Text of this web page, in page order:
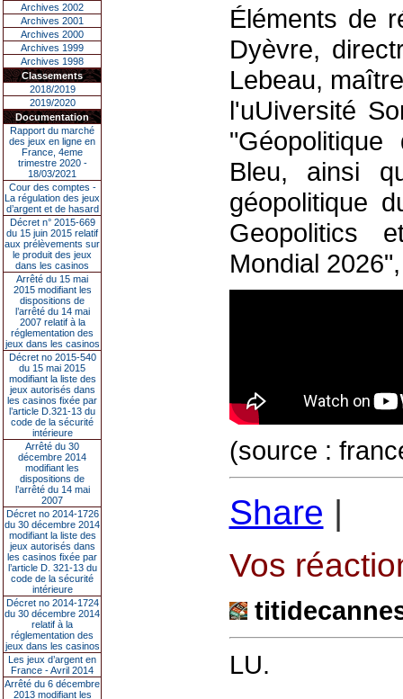
Archives 2002
Archives 2001
Archives 2000
Archives 1999
Archives 1998
Classements
2018/2019
2019/2020
Documentation
Rapport du marché
des jeux en ligne en
France, 4eme
trimestre 2020 -
18/03/2021
Cour des comptes -
La régulation des jeux
d’argent et de hasard
Décret n° 2015-669
du 15 juin 2015 relatif
aux prélèvements sur
le produit des jeux
dans les casinos
Arrêté du 15 mai
2015 modifiant les
dispositions de
l’arrêté du 14 mai
2007 relatif à la
réglementation des
jeux dans les casinos
Décret no 2015-540
du 15 mai 2015
modifiant la liste des
jeux autorisés dans
les casinos fixée par
l’article D.321-13 du
code de la sécurité
intérieure
Arrêté du 30
décembre 2014
modifiant les
dispositions de
l’arrêté du 14 mai
2007
Décret no 2014-1726
du 30 décembre 2014
modifiant la liste des
jeux autorisés dans
les casinos fixée par
l’article D. 321-13 du
code de la sécurité
intérieure
Décret no 2014-1724
du 30 décembre 2014
relatif à la
réglementation des
jeux dans les casinos
Les jeux d’argent en
France - Avril 2014
Arrêté du 6 décembre
2013 modifiant les
Éléments de
Dyèvre,
Lebeau,
l'uUiversité
Bleu, ainsi
géopolitique
Geopolitics
Mondial
(source :
Share |
Vos
LU.